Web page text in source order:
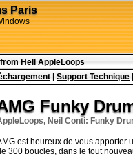
Paris
Hell AppleLoops
Support Technique
Funky
Neil Conti: Funky
est heureux de vous apporter
300 boucles, dans le tout